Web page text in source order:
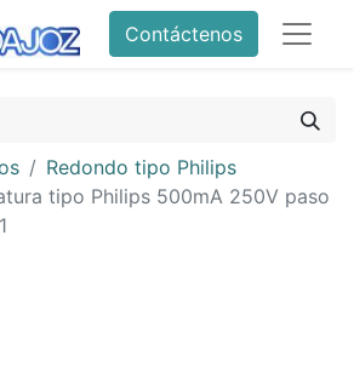
Contáctenos
Redondo tipo Philips
tipo Philips 500mA 250V paso